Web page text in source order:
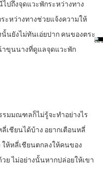
ปถึงจุดแวะพักระหว่างทาง
หว่างทางช่วยแจ้งความให้
นยังไม่ทันเอ่ยปาก คนของตระ
ขุนนางที่ดูแลจุดแวะพัก
รมมณฑลก็ไม่รู้จะทำอย่างไร
เชียนได้บ้าง อยากเตือนหลี่
ห้หลี่เชียนตกลงให้คนของ
ไม่อย่างนั้นหากปล่อยให้เขา